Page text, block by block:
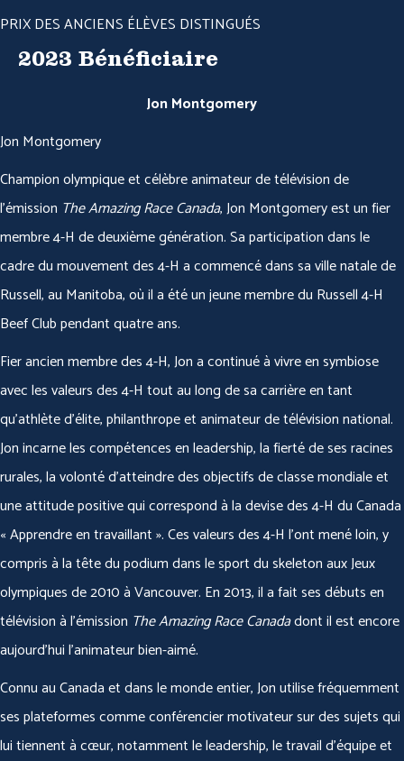
PRIX DES ANCIENS ÉLÈVES DISTINGUÉS
2023 Bénéficiaire
Jon Montgomery
Jon Montgomery
Champion olympique et célèbre animateur de télévision de
l’émission The Amazing Race Canada, Jon Montgomery est un fier
membre 4-H de deuxième génération. Sa participation dans le
cadre du mouvement des 4-H a commencé dans sa ville natale de
Russell, au Manitoba, où il a été un jeune membre du Russell 4-H
Beef Club pendant quatre ans.
Fier ancien membre des 4-H, Jon a continué à vivre en symbiose
avec les valeurs des 4-H tout au long de sa carrière en tant
qu’athlète d’élite, philanthrope et animateur de télévision national.
Jon incarne les compétences en leadership, la fierté de ses racines
rurales, la volonté d’atteindre des objectifs de classe mondiale et
une attitude positive qui correspond à la devise des 4-H du Canada
« Apprendre en travaillant ». Ces valeurs des 4-H l’ont mené loin, y
compris à la tête du podium dans le sport du skeleton aux Jeux
olympiques de 2010 à Vancouver. En 2013, il a fait ses débuts en
télévision à l’émission The Amazing Race Canadadont il est encore
aujourd’hui l’animateur bien-aimé.
Connu au Canada et dans le monde entier, Jon utilise fréquemment
ses plateformes comme conférencier motivateur sur des sujets qui
lui tiennent à cœur, notamment le leadership, le travail d’équipe et